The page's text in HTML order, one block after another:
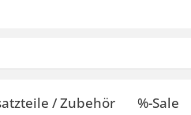
/ Zubehör %-Sale